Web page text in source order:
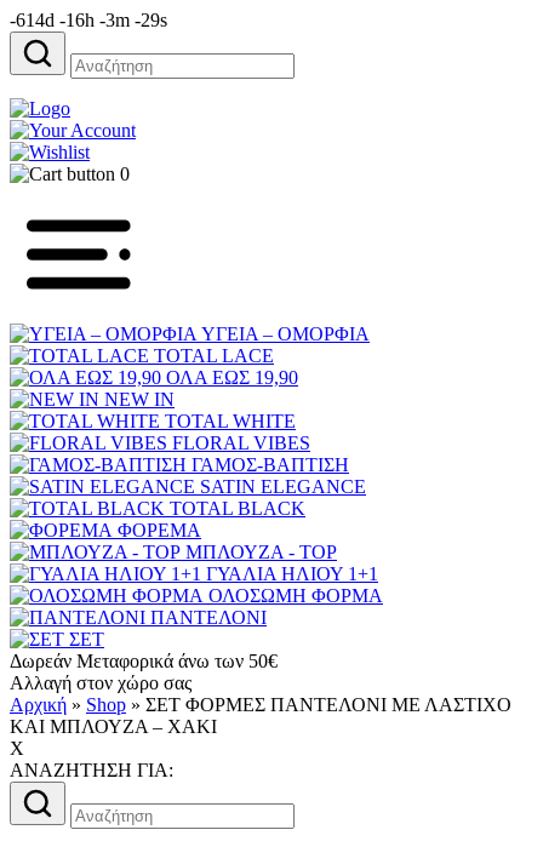
-614d -16h -3m -29s
Αναζήτηση
για:
0
ΥΓΕΙΑ – ΟΜΟΡΦΙΑ
TOTAL LACE
ΟΛΑ ΕΩΣ 19,90
NEW IN
TOTAL WHITE
FLORAL VIBES
ΓΑΜΟΣ-ΒΑΠΤΙΣΗ
SATIN ELEGANCE
TOTAL BLACK
ΦΟΡΕΜΑ
ΜΠΛΟΥΖΑ - TOP
ΓΥΑΛΙΑ ΗΛΙΟΥ 1+1
ΟΛΟΣΩΜΗ ΦΟΡΜΑ
ΠΑΝΤΕΛΟΝΙ
ΣΕΤ
Δωρεάν Μεταφορικά άνω των 50€
Αλλαγή στον χώρο σας
Αρχική » Shop » ΣΕΤ ΦΟΡΜΕΣ ΠΑΝΤΕΛΟΝΙ ΜΕ ΛΑΣΤΙΧΟ
ΚΑΙ ΜΠΛΟΥΖΑ – ΧΑΚΙ
X
AΝΑΖΗΤΗΣΗ ΓΙΑ:
Αναζήτηση
για: